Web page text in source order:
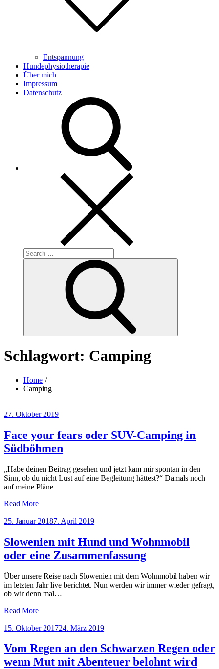
Entspannung
Hundephysiotherapie
Über mich
Impressum
Datenschutz
Search
for:
Schlagwort: Camping
Home
Camping
Posted
27. Oktober 2019
Face your fears oder SUV-Camping in
Südböhmen
„Habe deinen Beitrag gesehen und jetzt kam mir spontan in den
Sinn, ob du nicht Lust auf eine Begleitung hättest?“ Damals noch
auf meine Pläne…
Read More
Posted
25. Januar 20187. April 2019
Slowenien mit Hund und Wohnmobil
oder eine Zusammenfassung
Über unsere Reise nach Slowenien mit dem Wohnmobil haben wir
im letzten Jahr live berichtet. Nun werden wir immer wieder gefragt,
ob wir denn mal…
Read More
Posted
15. Oktober 201724. März 2019
Vom Regen an den Schwarzen Regen oder
wenn Mut mit Abenteuer belohnt wird